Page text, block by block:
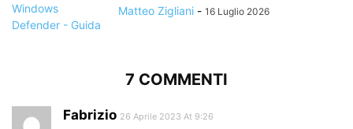
Matteo Zigliani - 16 Luglio 2026
7 COMMENTI
Fabrizio 26 Aprile 2023 At 9:26